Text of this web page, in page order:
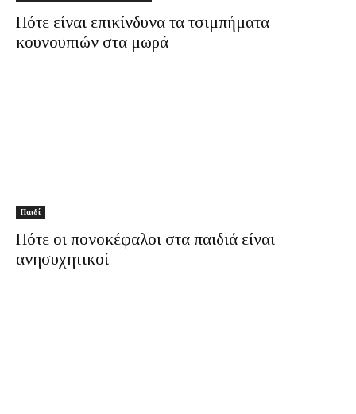
Πότε είναι επικίνδυνα τα τσιμπήματα
κουνουπιών στα μωρά
Παιδί
Πότε οι πονοκέφαλοι στα παιδιά είναι
ανησυχητικοί